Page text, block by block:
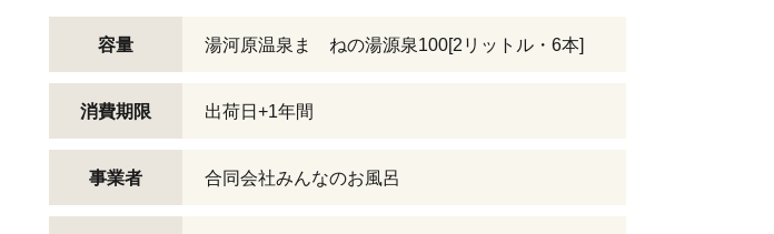
容量 湯河原温泉まゝねの湯源泉100[2リットル・6本]
消費期限 出荷日+1年間
事業者 合同会社みんなのお風呂